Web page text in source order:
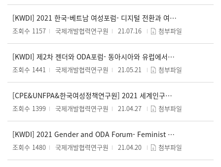
[KWDI] 2021 한국-베트남 여성포럼- 디지털 전환과 여성: 베트남과 한국 사례를 중심으로
조회수 1157 국제개발협력연구원 21.07.16 첨부파일
[KWDI] 제2차 젠더와 ODA포럼- 동아시아와 유럽에서의 여성평화안보: 유엔안보리 결의안 1325호 국가행동계획을 중심으로
조회수 1441 국제개발협력연구원 21.05.21 첨부파일
[CPE&UNFPA&한국여성정책연구원] 2021 세계인구현황보고서 발간 기념 포럼
조회수 1399 국제개발협력연구원 21.04.27 첨부파일
[KWDI] 2021 Gender and ODA Forum- Feminist Foreign Policy and Implications for ODA
조회수 1480 국제개발협력연구원 21.04.20 첨부파일